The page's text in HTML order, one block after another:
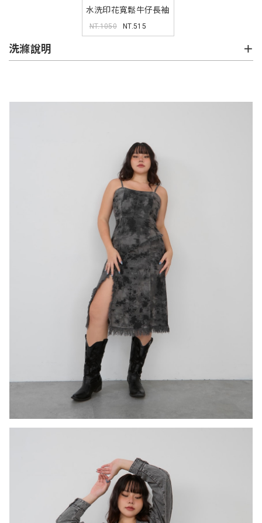
水洗印花寬鬆牛仔長袖
襯衫(unisex)
NT.1050 NT.515
洗滌說明